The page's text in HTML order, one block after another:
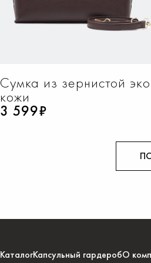
ДОБАВИТЬ В КОРЗИНУ
Сумка из зернистой
кожи
3 599₽
КаталогКапсульный гардеробО